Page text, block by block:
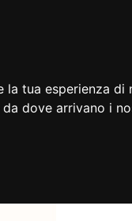
tua esperienza
dove arrivano i